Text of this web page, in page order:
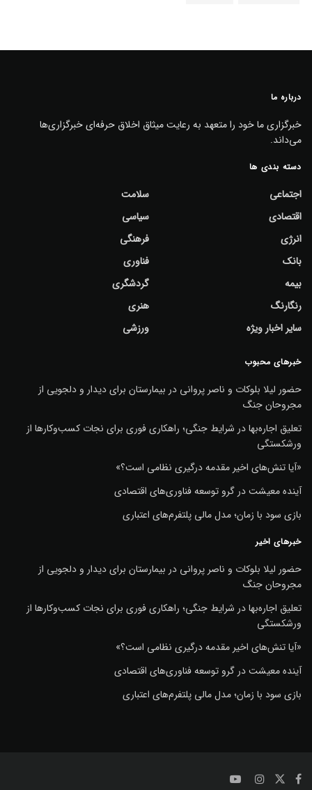
درباره ما
خبرگزاری ما خود را متعهد به رعایت میثاق اخلاق حرفه‌ای خبرگزاری‌ها
می‌داند.
دسته بندی ها
اجتماعی
اقتصادی
انرژی
بانک
بیمه
رنگارنگ
سایر اخبار ویژه
سلامت
سیاسی
فرهنگی
فناوری
گردشگری
هنری
ورزشی
خبرهای محبوب
حضور لیلا بلوکات و ناصر پروانی در بیمارستان برای دیدار و دلجویی از
مجروحان جنگ
تعلیق اجاره‌بها در شرایط جنگی؛ راهکاری فوری برای نجات کسب‌وکارها از
ورشکستگی
«آیا تنش‌های اخیر مقدمه درگیری نظامی است؟»
آینده معیشت در گرو توسعه فناوری‌های اقتصادی
بازی سود با زمان؛ مدل مالی پلتفرم‌های اعتباری
خبرهای اخیر
حضور لیلا بلوکات و ناصر پروانی در بیمارستان برای دیدار و دلجویی از
مجروحان جنگ
تعلیق اجاره‌بها در شرایط جنگی؛ راهکاری فوری برای نجات کسب‌وکارها از
ورشکستگی
«آیا تنش‌های اخیر مقدمه درگیری نظامی است؟»
آینده معیشت در گرو توسعه فناوری‌های اقتصادی
بازی سود با زمان؛ مدل مالی پلتفرم‌های اعتباری